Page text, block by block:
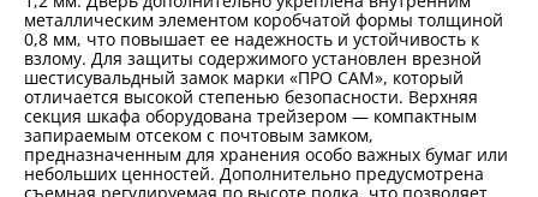
металлическим элементом коробчатой формы толщиной
0,8 мм, что повышает ее надежность и устойчивость к
взлому. Для защиты содержимого установлен врезной
шестисувальдный замок марки «ПРО САМ», который
отличается высокой степенью безопасности. Верхняя
секция шкафа оборудована трейзером — компактным
запираемым отсеком с почтовым замком,
предназначенным для хранения особо важных бумаг или
небольших ценностей. Дополнительно предусмотрена